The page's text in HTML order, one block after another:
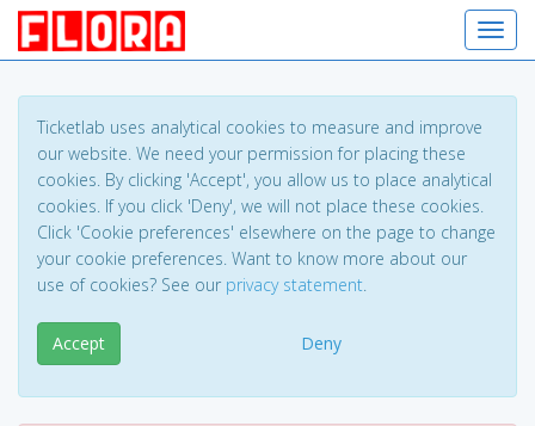
Ticketlab uses analytical cookies to measure and improve
our website. We need your permission for placing these
cookies. By clicking 'Accept', you allow us to place analytical
cookies. If you click 'Deny', we will not place these cookies.
Click 'Cookie preferences' elsewhere on the page to change
your cookie preferences. Want to know more about our
use of cookies? See our privacy statement.
Accept Deny